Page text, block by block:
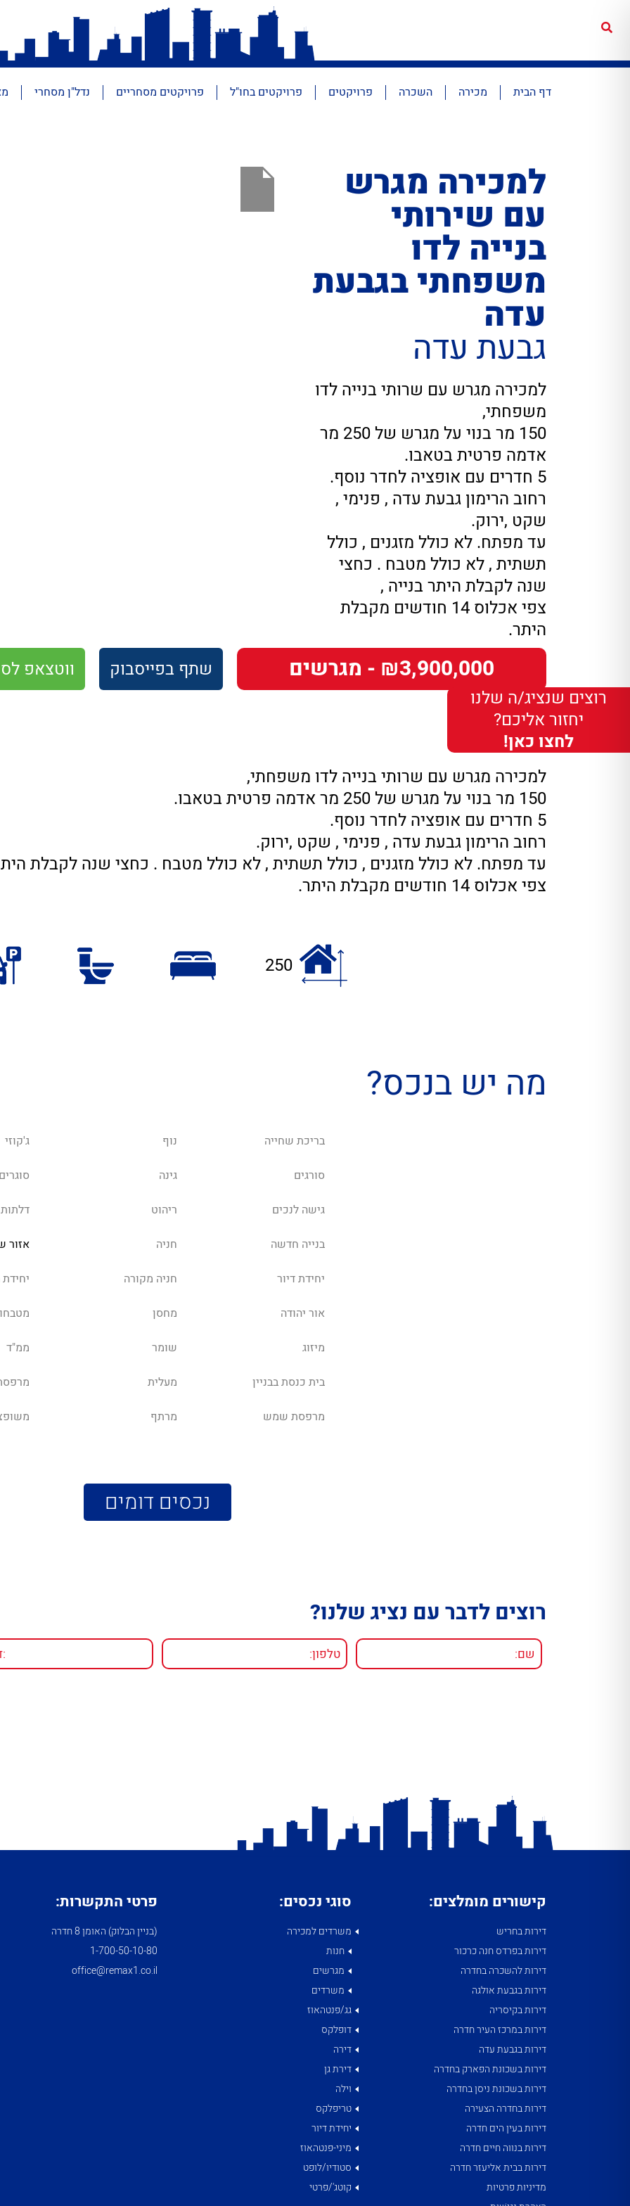
דף הבית מכירה השכרה פרויקטים פרויקטים בחו"ל פרויקטים מסחריים נדל"ן מסחרי
למכירה מגרש
עם שירותי
בנייה לדו
משפחתי בגבעת
עדה
גבעת עדה
למכירה מגרש עם שרותי בנייה לדו
משפחתי,
150 מר בנוי על מגרש של 250 מר
אדמה פרטית בטאבו.
5 חדרים עם אופציה לחדר נוסף.
רחוב הרימון גבעת עדה , פנימי ,
שקט ,ירוק.
עד מפתח. לא כולל מזגנים , כולל
תשתית , לא כולל מטבח . כחצי
שנה לקבלת היתר בנייה ,
צפי אכלוס 14 חודשים מקבלת
היתר.
₪3,900,000 - מגרשים שתף בפייסבוק ווטצאפ
למכירה מגרש עם שרותי בנייה לדו משפחתי,
150 מר בנוי על מגרש של 250 מר אדמה פרטית בטאבו.
5 חדרים עם אופציה לחדר נוסף.
רחוב הרימון גבעת עדה , פנימי , שקט ,ירוק.
עד מפתח. לא כולל מזגנים , כולל תשתית , לא כולל מטבח . כחצי שנה לקבלת
צפי אכלוס 14 חודשים מקבלת היתר.
250
מה יש בנכס?
בריכת שחייה נוף ג'קוזי
סורגים גינה סוגרים
גישה לנכים ריהוט
בנייה חדשה חניה אזור
יחידת דיור חניה מקורה
אור יהודה מחסן
מיזוג שומר ממ"ד
בית כנסת בבניין מעלית
מרפסת שמש מרתף
נכסים דומים
רוצים לדבר עם נציג שלנו?
רוצים שנציג/ה שלנו
יחזור אליכם?
לחצו כאן!
קישורים מומלצים:
דירות בחריש
דירות בפרדס חנה כרכור
דירות להשכרה בחדרה
דירות בגבעת אולגה
דירות בקיסריה
דירות במרכז העיר חדרה
דירות בגבעת עדה
דירות בשכונת הפארק בחדרה
דירות בשכונת ניסן בחדרה
דירות בחדרה הצעירה
דירות בעין הים חדרה
דירות בנווה חיים חדרה
דירות בבית אליעזר חדרה
מדיניות פרטיות
סוגי נכסים:
משרדים למכירה
חנות
מגרשים
משרדים
גג/פנטהאוז
דופלקס
דירה
דירת גן
וילה
טריפלקס
יחידת דיור
מיני-פנטהאוז
סטודיו/לופט
קוטג'/פרטי
פרטי התקשרות:
(בניין הבלוק) האומן 8 חדרה
1­-700­-50-­10-­80
office@remax1.co.il